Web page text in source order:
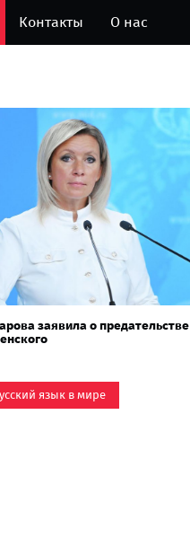
Контакты О нас
заявила о предательстве
язык в мире